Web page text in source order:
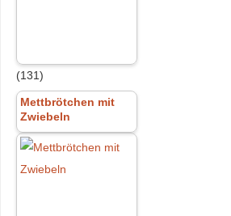
(131)
Mettbrötchen mit
Zwiebeln